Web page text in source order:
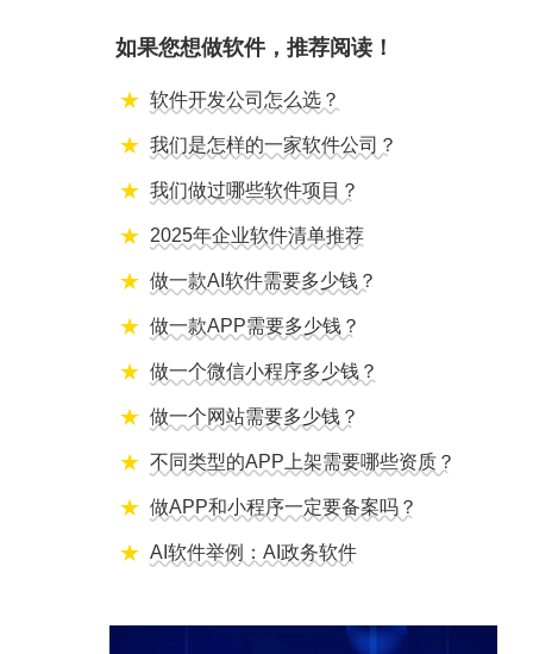
如果您想做软件，推荐阅读！
软件开发公司怎么选？
我们是怎样的一家软件公司？
我们做过哪些软件项目？
2025年企业软件清单推荐
做一款AI软件需要多少钱？
做一款APP需要多少钱？
做一个微信小程序多少钱？
做一个网站需要多少钱？
不同类型的APP上架需要哪些资质？
做APP和小程序一定要备案吗？
AI软件举例：AI政务软件